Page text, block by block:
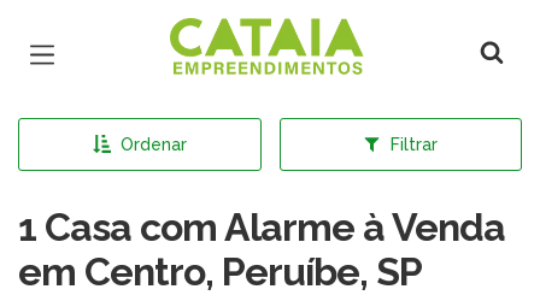
Página inicial
Ordenar Filtrar
1 Casa com Alarme à Venda
em Centro, Peruíbe, SP